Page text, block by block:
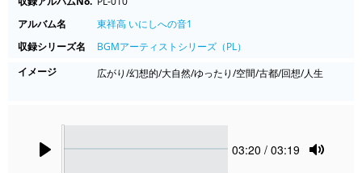
アルバム名
東祥高 いにしへの音1
収録シリーズ名
BGMアーティストシリーズ（PL）
イメージ
広がり/幻想的/大自然/ゆったり/空間/古都/回想/人生
Current
03:20 / 03:19